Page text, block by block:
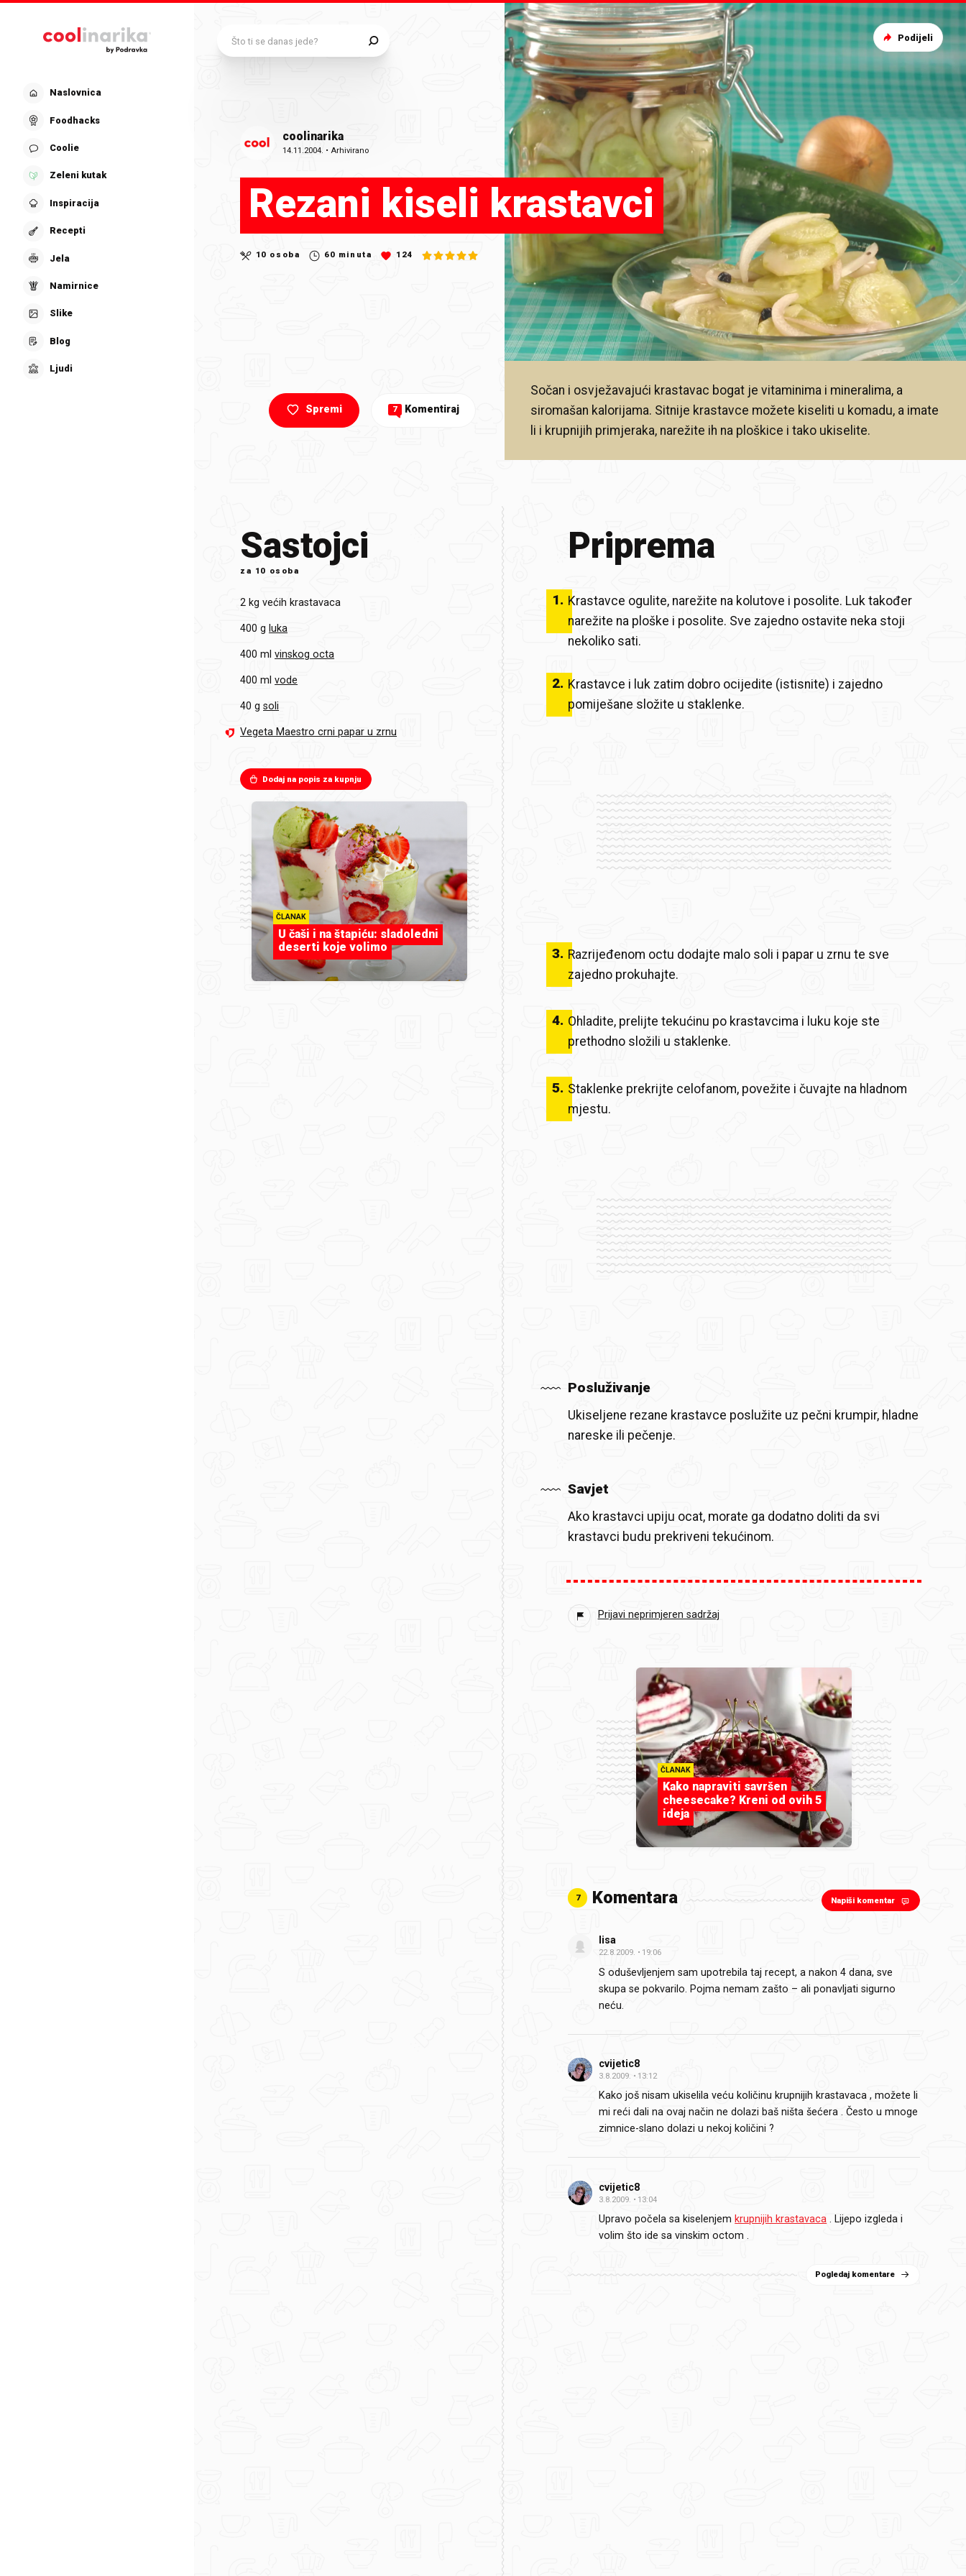
Naslovnica
Foodhacks
Coolie
Zeleni kutak
Inspiracija
Recepti
Jela
Namirnice
Slike
Blog
Ljudi
coolinarika
14.11.2004. •Arhivirano
Rezani kiseli krastavci
10 osoba 60 minuta 124
Sočan i osvježavajući krastavac bogat je vitaminima i mineralima, a
siromašan kalorijama. Sitnije krastavce možete kiseliti u komadu, a imate
li i krupnijih primjeraka, narežite ih na ploškice i tako ukiselite.
Spremi 7 Komentiraj
Podijeli
Sastojci
za 10 osoba
2 kg većih krastavaca
400 g luka
400 ml vinskog octa
400 ml vode
40 g soli
Vegeta Maestro crni papar u zrnu
Dodaj na popis za kupnju
ČLANAK
U čaši i na štapiću: sladoledni
deserti koje volimo
Priprema
1. Krastavce ogulite, narežite na kolutove i posolite. Luk također
narežite na ploške i posolite. Sve zajedno ostavite neka stoji
nekoliko sati.
2. Krastavce i luk zatim dobro ocijedite (istisnite) i zajedno
pomiješane složite u staklenke.
3. Razrijeđenom octu dodajte malo soli i papar u zrnu te sve
zajedno prokuhajte.
4. Ohladite, prelijte tekućinu po krastavcima i luku koje ste
prethodno složili u staklenke.
5. Staklenke prekrijte celofanom, povežite i čuvajte na hladnom
mjestu.
Posluživanje
Ukiseljene rezane krastavce poslužite uz pečni krumpir, hladne
nareske ili pečenje.
Savjet
Ako krastavci upiju ocat, morate ga dodatno doliti da svi
krastavci budu prekriveni tekućinom.
Prijavi neprimjeren sadržaj
ČLANAK
Kako napraviti savršen
cheesecake? Kreni od ovih 5
ideja
7 Komentara Napiši komentar
lisa
22.8.2009. 19:06
S oduševljenjem sam upotrebila taj recept, a nakon 4 dana, sve
skupa se pokvarilo. Pojma nemam zašto – ali ponavljati sigurno
neću.
cvijetic8
3.8.2009. 13:12
Kako još nisam ukiselila veću količinu krupnijih krastavaca , možete li
mi reći dali na ovaj način ne dolazi baš ništa šećera .Često u mnoge
zimnice-slano dolazi u nekoj količini ?
cvijetic8
3.8.2009. 13:04
Upravo počela sa kiselenjem krupnijih krastavaca . Lijepo izgleda i
volim što ide sa vinskim octom .
Pogledaj komentare
Što ti se danas jede?